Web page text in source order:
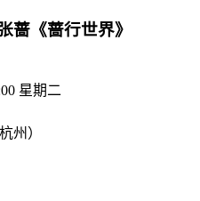
蔷《蔷行世界》
星期二
州）